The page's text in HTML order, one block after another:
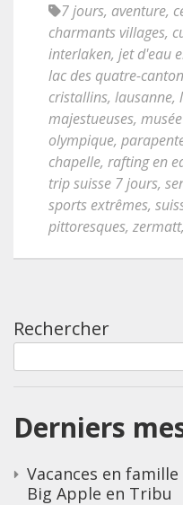
7 jours, aventure,
charmants villages,
interlaken, jet d'eau
lac des quatre-
cristallins, lausanne,
majestueuses,
olympique,
chapelle, rafting en
trip suisse 7 jours,
sports extrêmes,
pittoresques, zermatt,
Rechercher
Derniers
Vacances en famille
Big Apple en Tribu